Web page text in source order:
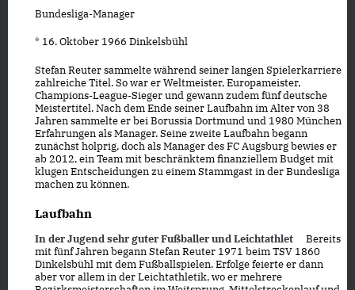
Bundesliga-Manager
* 16. Oktober 1966 Dinkelsbühl
Stefan Reuter sammelte während seiner langen Spielerkarriere
zahlreiche Titel. So war er Weltmeister, Europameister,
Champions-League-Sieger und gewann zudem fünf deutsche
Meistertitel. Nach dem Ende seiner Laufbahn im Alter von 38
Jahren sammelte er bei Borussia Dortmund und 1980 München
Erfahrungen als Manager. Seine zweite Laufbahn begann
zunächst holprig, doch als Manager des FC Augsburg bewies er
ab 2012, ein Team mit beschränktem finanziellem Budget mit
klugen Entscheidungen zu einem Stammgast in der Bundesliga
machen zu können.
Laufbahn
In der Jugend sehr guter Fußballer und Leichtathlet
Bereits
mit fünf Jahren begann Stefan Reuter 1971 beim TSV 1860
Dinkelsbühl mit dem Fußballspielen. Erfolge feierte er dann
aber vor allem in der Leichtathletik, wo er mehrere